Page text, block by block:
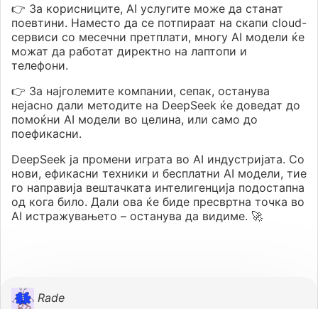
👉 За корисниците, AI услугите може да станат
поевтини. Наместо да се потпираат на скапи cloud-
сервиси со месечни претплати, многу AI модели ќе
можат да работат директно на лаптопи и
телефони.
👉 За најголемите компании, сепак, останува
нејасно дали методите на DeepSeek ќе доведат до
помоќни AI модели во целина, или само до
поефикасни.
DeepSeek ја промени играта во AI индустријата. Со
нови, ефикасни техники и бесплатни AI модели, тие
го направија вештачката интелигенција подостапна
од кога било. Дали ова ќе биде пресвртна точка во
AI истражувањето – останува да видиме. 🚀
Rade